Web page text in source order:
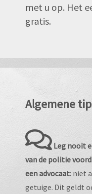
met u op. Het
gratis.
Algemene
Leg nooit
van de politie
een advocaat: niet
getuige. Dit geldt